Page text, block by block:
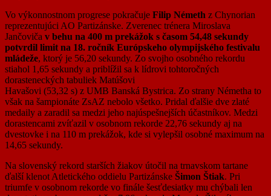
Vo výkonnostnom progrese pokračuje Filip Németh z Chynorian
reprezentujúci AO Partizánske. Zverenec trénera Miroslava
Jančoviča v behu na 400 m prekážok s časom 54,48 sekundy
potvrdil limit na 18. ročník Európskeho olympijského festivalu
mládeže, ktorý je 56,20 sekundy. Zo svojho osobného rekordu
stiahol 1,65 sekundy a priblížil sa k lídrovi tohtoročných
dorasteneckých tabuliek Matúšovi
Havašovi (53,32 s) z UMB Banská Bystrica. Zo strany Németha to
však na šampionáte ZsAZ nebolo všetko. Pridal ďalšie dve zlaté
medaily a zaradil sa medzi jeho najúspešnejších účastníkov. Medzi
dorastencami zvíťazil v osobnom rekorde 22,76 sekundy aj na
dvestovke i na 110 m prekážok, kde si vylepšil osobné maximum na
14,65 sekundy.
Na slovenský rekord starších žiakov útočil na trnavskom tartane
ďalší klenot Atletického oddielu Partizánske Šimon Štiak. Pri
triumfe v osobnom rekorde vo finále šesťdesiatky mu chýbali len